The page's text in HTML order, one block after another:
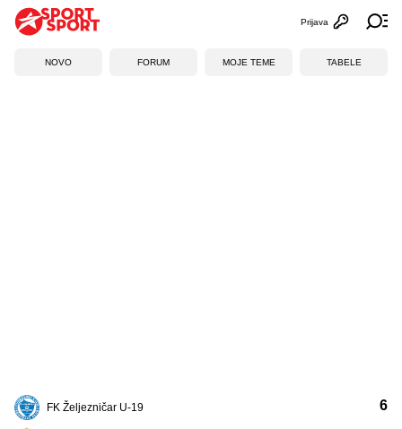
Otvori
Prijava
NOVO FORUM MOJE TEME TABELE
FK Željezničar U-19 6